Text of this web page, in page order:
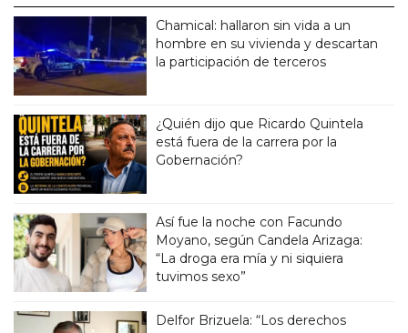
Chamical: hallaron sin vida a un
hombre en su vivienda y descartan
la participación de terceros
¿Quién dijo que Ricardo Quintela
está fuera de la carrera por la
Gobernación?
Así fue la noche con Facundo
Moyano, según Candela Arizaga:
“La droga era mía y ni siquiera
tuvimos sexo”
Delfor Brizuela: “Los derechos